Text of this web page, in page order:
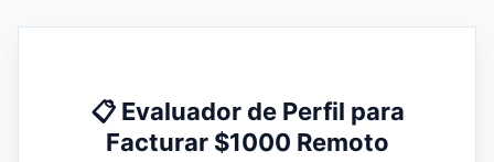
📋 Evaluador de Perfil para
Facturar $1000 Remoto